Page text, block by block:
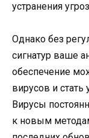
устранения
Однако без
сигнатур ваше
обеспечение
вирусов и
Вирусы
к новым